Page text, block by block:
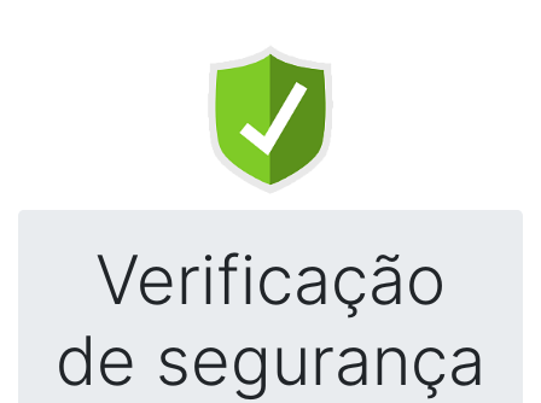
Verificação
de segurança